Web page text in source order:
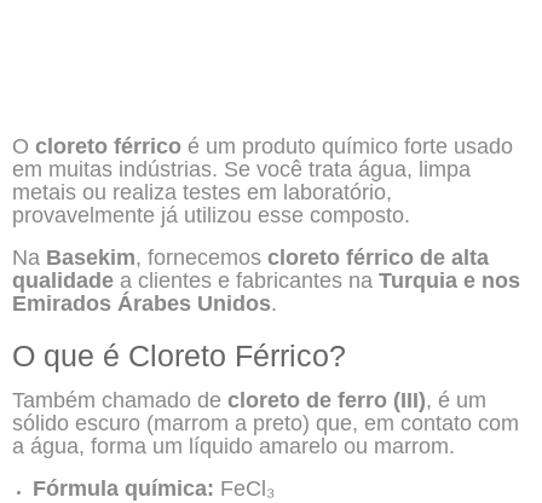
O cloreto férrico é um produto químico forte usado
em muitas indústrias. Se você trata água, limpa
metais ou realiza testes em laboratório,
provavelmente já utilizou esse composto.
Na Basekim, fornecemos cloreto férrico de alta
qualidade a clientes e fabricantes na Turquia e nos
Emirados Árabes Unidos.
O que é Cloreto Férrico?
Também chamado de cloreto de ferro (III), é um
sólido escuro (marrom a preto) que, em contato com
a água, forma um líquido amarelo ou marrom.
Fórmula química: FeCl₃